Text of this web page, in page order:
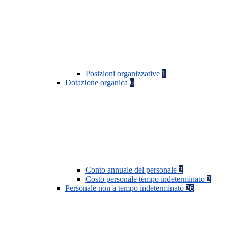
Posizioni organizzative 1
Dotazione organica 6
Conto annuale del personale 2
Costo personale tempo indeterminato 2
Personale non a tempo indeterminato 26